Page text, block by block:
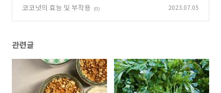
코코넛의 효능 및 부작용 (0) 2023.07.05
관련글